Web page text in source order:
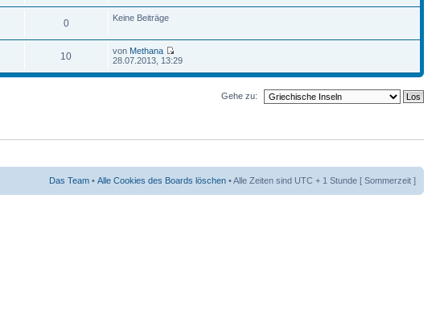
0 Keine Beiträge
10 von Methana
28.07.2013, 13:29
Gehe zu:
Das Team • Alle Cookies des Boards löschen • Alle Zeiten sind UTC + 1 Stunde [ Sommerzeit ]